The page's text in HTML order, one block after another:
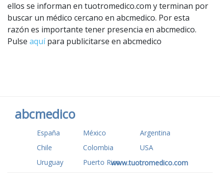
ellos se informan en tuotromedico.com y terminan por
buscar un médico cercano en abcmedico. Por esta
razón es importante tener presencia en abcmedico.
Pulse aquípara publicitarse en abcmedico
abcmedico
España México
Argentina
Chile
Colombia
USA
Uruguay
Puerto Ricowww.tuotromedico.com